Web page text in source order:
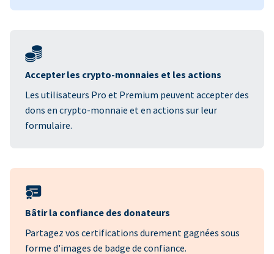
Accepter les crypto-monnaies et les actions
Les utilisateurs Pro et Premium peuvent accepter des
dons en crypto-monnaie et en actions sur leur
formulaire.
Bâtir la confiance des donateurs
Partagez vos certifications durement gagnées sous
forme d'images de badge de confiance.